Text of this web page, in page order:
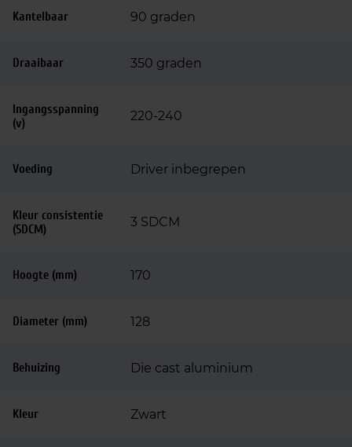
Kantelbaar 90 graden
Draaibaar 350 graden
Ingangsspanning
(v)
220-240
Voeding Driver inbegrepen
Kleur consistentie
(SDCM)
3 SDCM
Hoogte (mm) 170
Diameter (mm) 128
Behuizing Die cast aluminium
Kleur Zwart